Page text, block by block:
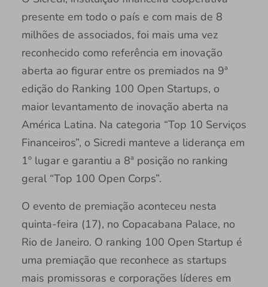
presente em todo o país e com mais de 8
milhões de associados, foi mais uma vez
reconhecido como referência em inovação
aberta ao figurar entre os premiados na 9ª
edição do Ranking 100 Open Startups, o
maior levantamento de inovação aberta na
América Latina. Na categoria “Top 10 Serviços
Financeiros”, o Sicredi manteve a liderança em
1º lugar e garantiu a 8ª posição no ranking
geral “Top 100 Open Corps”.
O evento de premiação aconteceu nesta
quinta-feira (17), no Copacabana Palace, no
Rio de Janeiro. O ranking 100 Open Startup é
uma premiação que reconhece as startups
mais promissoras e corporações líderes em